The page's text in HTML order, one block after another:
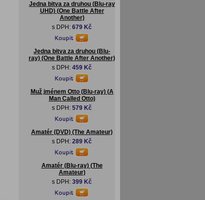
Jedna bitva za druhou (Blu-ray
UHD) (One Battle After
Another)
s DPH: 679 Kč
Jedna bitva za druhou (Blu-
ray) (One Battle After Another)
s DPH: 459 Kč
Muž jménem Otto (Blu-ray) (A
Man Called Otto)
s DPH: 579 Kč
Amatér (DVD) (The Amateur)
s DPH: 289 Kč
Amatér (Blu-ray) (The
Amateur)
s DPH: 399 Kč